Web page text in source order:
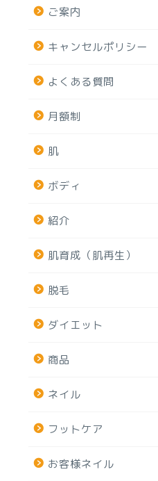
ご案内
キャンセルポリシー
よくある質問
月額制
肌
ボディ
紹介
肌育成（肌再生）
脱毛
ダイエット
商品
ネイル
フットケア
お客様ネイル